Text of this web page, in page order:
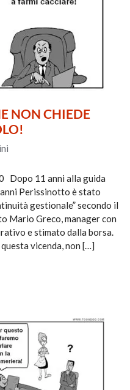
NON CHIEDE
Dopo 11 anni alla guida
Perissinotto è stato
gestionale” secondo il
Mario Greco, manager con
e stimato dalla borsa.
vicenda, non […]